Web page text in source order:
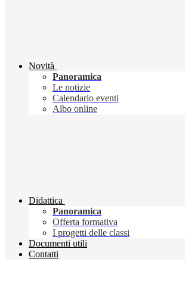
Novità
Panoramica
Le notizie
Calendario eventi
Albo online
Didattica
Panoramica
Offerta formativa
I progetti delle classi
Documenti utili
Contatti